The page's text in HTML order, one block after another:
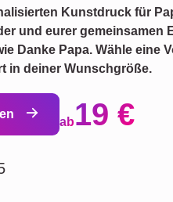
Kunstdruck für
und eurer gemeinsamen
Danke Papa. Wähle eine
in deiner Wunschgröße.
ab19 €